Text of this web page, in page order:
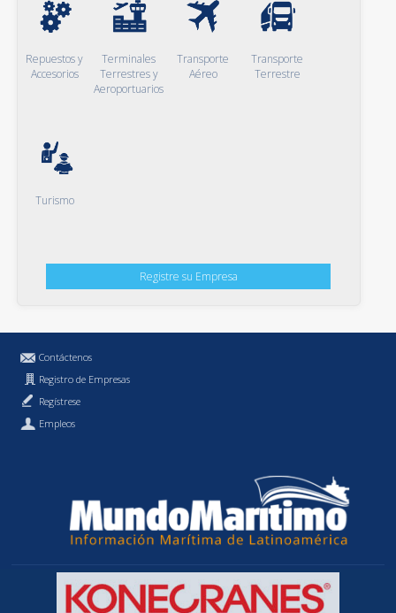
Repuestos y
Accesorios
Terminales
Terrestres y
Aeroportuarios
Transporte
Aéreo
Transporte
Terrestre
Turismo
Registre su Empresa
Contáctenos
Registro de Empresas
Regístrese
Empleos
Política de Privacidad
MundoMaritimo.cl es una marca registrada de MundoMaritimo Ltda.